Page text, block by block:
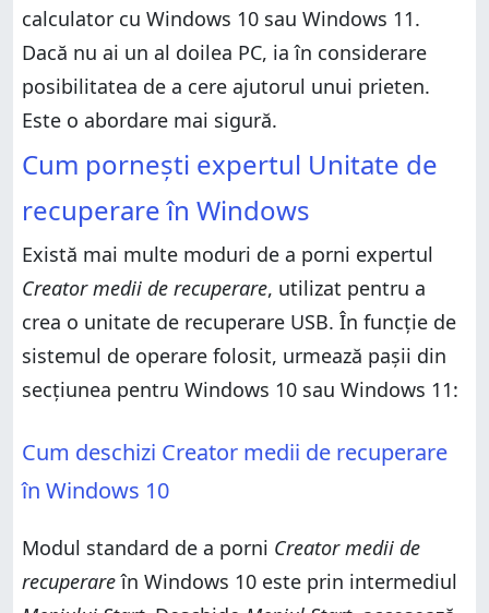
calculator cu Windows 10 sau Windows 11.
Dacă nu ai un al doilea PC, ia în considerare
posibilitatea de a cere ajutorul unui prieten.
Este o abordare mai sigură.
Cum pornești expertul Unitate de
recuperare în Windows
Există mai multe moduri de a porni expertul
Creator medii de recuperare, utilizat pentru a
crea o unitate de recuperare USB. În funcție de
sistemul de operare folosit, urmează pașii din
secțiunea pentru Windows 10 sau Windows 11:
Cum deschizi Creator medii de recuperare
în Windows 10
Modul standard de a porni Creator medii de
recuperareîn Windows 10 este prin intermediul